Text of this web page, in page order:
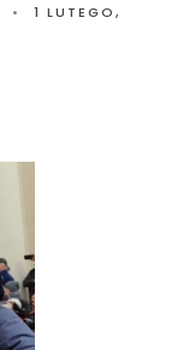
•
1 LUTEGO,